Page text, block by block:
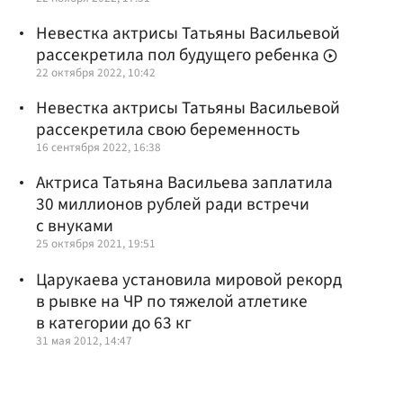
Невестка актрисы Татьяны Васильевой
рассекретила пол будущего ребенка
22 октября 2022, 10:42
Невестка актрисы Татьяны Васильевой
рассекретила свою беременность
16 сентября 2022, 16:38
Актриса Татьяна Васильева заплатила
30 миллионов рублей ради встречи
с внуками
25 октября 2021, 19:51
Царукаева установила мировой рекорд
в рывке на ЧР по тяжелой атлетике
в категории до 63 кг
31 мая 2012, 14:47